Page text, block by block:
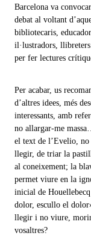
Barcelona va
debat al voltant
bibliotecaris,
il·lustradors,
per fer lectures
Per acabar, us
d’altres idees, més
interessants, amb
no allargar-me
el text de l’Evelio, no
llegir, de triar la
al coneixement; la
permet viure en la
inicial de
dolor, escullo el
llegir i no viure,
vosaltres?